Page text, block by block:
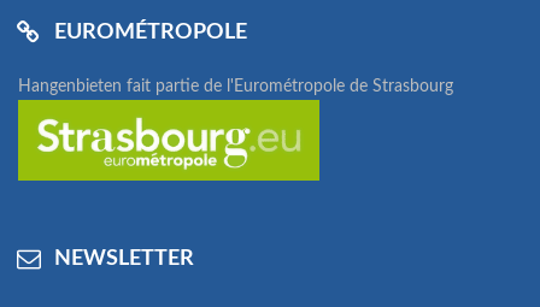
EUROMÉTROPOLE
Hangenbieten fait partie de l'Eurométropole de Strasbourg
NEWSLETTER